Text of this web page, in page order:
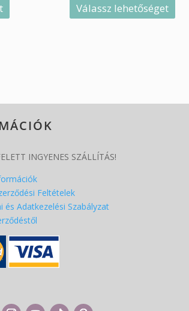
Válassz lehetőséget
INGYENES SZÁLLÍTÁS!
Feltételek
és Adatkezelési Szabályzat